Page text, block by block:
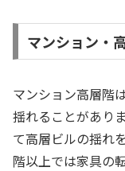
マンション・
マンション高層階
揺れることがあり
て高層ビルの揺れ
階以上では家具の